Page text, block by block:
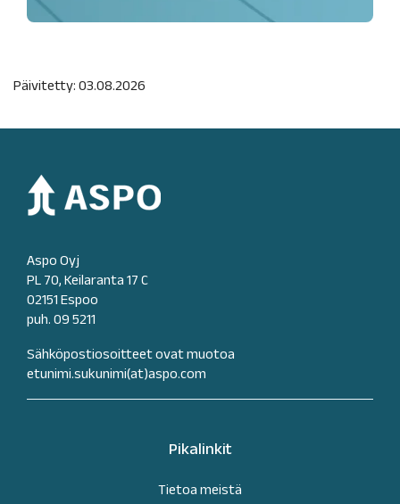
Päivitetty: 03.08.2026
Aspo Oyj
PL 70, Keilaranta 17 C
02151 Espoo
puh. 09 5211
Sähköpostiosoitteet ovat muotoa
etunimi.sukunimi(at)aspo.com
Pikalinkit
Tietoa meistä